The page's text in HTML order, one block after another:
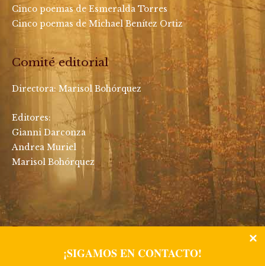
¡SIGAMOS EN CONTACTO!
Cinco poemas de Esmeralda Torres
Cinco poemas de Michael Benítez Ortiz
Comité editorial
Directora: Marisol Bohórquez
Editores:
Gianni Darconza
Andrea Muriel
Marisol Bohórquez
Buscar